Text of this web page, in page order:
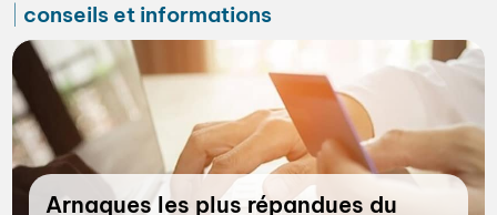
conseils et informations
Arnaques les plus répandues du